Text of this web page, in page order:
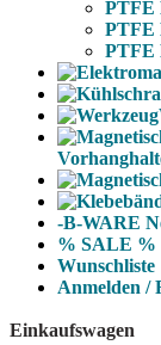
PTFE
PTFE
PTFE
-B-WARE
% SALE %
Wunschliste
Anmelden /
Einkaufswagen